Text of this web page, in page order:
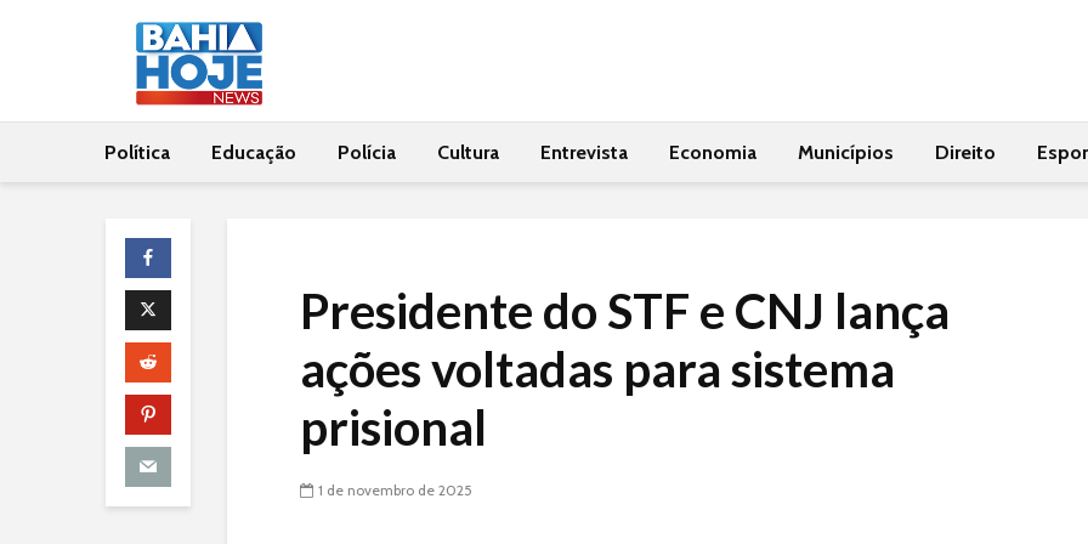
Política Educação Polícia Cultura Entrevista Economia Municípios Direito
Presidente do STF e CNJ lança
ações voltadas para sistema
prisional
1 de novembro de 2025